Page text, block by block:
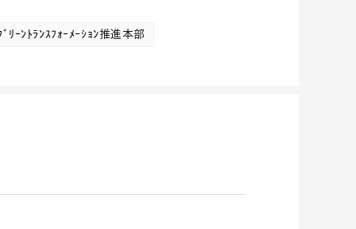
ﾞﾘｰﾝﾄﾗﾝｽﾌｫｰﾒｰｼｮﾝ推進本部